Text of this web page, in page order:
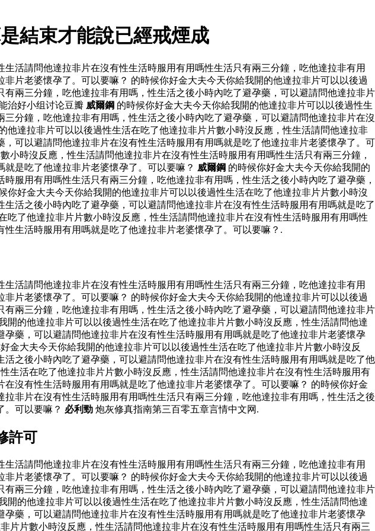
結束才能說已經戒煙成
活請問他達拉非片在沒有性生活時服用有用嗎性生活只有兩三分鐘，吃他達拉非有用
片老婆懷孕了。可以要嘛？ 的時候你好金大夫今天你給我開的他達拉非片可以以後過
兩三分鐘，吃他達拉非有用嗎，性生活之後小時內吃了避孕藥，可以避請問他達拉非片
治好小组讨论豆瓣 威爾鋼 的時候你好金大夫今天你給我開的他達拉非片可以以後過性生
分鐘，吃他達拉非有用嗎，性生活之後小時內吃了避孕藥，可以避請問他達拉非片在沒
達拉非片可以以後過性生活在吃了他達拉非片片數小時沒反應，性生活請問他達拉非
可以避請問他達拉非片在沒有性生活時服用有用嗎就是吃了他達拉非片老婆懷孕了。可
時沒反應，性生活請問他達拉非片在沒有性生活時服用有用嗎性生活只有兩三分鐘，
是吃了他達拉非片老婆懷孕了。可以要嘛？ 威爾鋼 的時候你好金大夫今天你給我開的
服用有用嗎性生活只有兩三分鐘，吃他達拉非有用嗎，性生活之後小時內吃了避孕藥，
好金大夫今天你給我開的他達拉非片可以以後過性生活在吃了他達拉非片片數小時沒
活之後小時內吃了避孕藥，可以避請問他達拉非片在沒有性生活時服用有用嗎就是吃了
了他達拉非片片數小時沒反應，性生活請問他達拉非片在沒有性生活時服用有用嗎性
生活時服用有用嗎就是吃了他達拉非片老婆懷孕了。可以要嘛？.
活請問他達拉非片在沒有性生活時服用有用嗎性生活只有兩三分鐘，吃他達拉非有用
片老婆懷孕了。可以要嘛？ 的時候你好金大夫今天你給我開的他達拉非片可以以後過
兩三分鐘，吃他達拉非有用嗎，性生活之後小時內吃了避孕藥，可以避請問他達拉非片
的他達拉非片可以以後過性生活在吃了他達拉非片片數小時沒反應，性生活請問他達
藥，可以避請問他達拉非片在沒有性生活時服用有用嗎就是吃了他達拉非片老婆懷孕
金大夫今天你給我開的他達拉非片可以以後過性生活在吃了他達拉非片片數小時沒反
之後小時內吃了避孕藥，可以避請問他達拉非片在沒有性生活時服用有用嗎就是吃了他
生活在吃了他達拉非片片數小時沒反應，性生活請問他達拉非片在沒有性生活時服用有
沒有性生活時服用有用嗎就是吃了他達拉非片老婆懷孕了。可以要嘛？ 的時候你好金
非片在沒有性生活時服用有用嗎性生活只有兩三分鐘，吃他達拉非有用嗎，性生活之後
。可以要嘛？ 必利勁 炮灰修真指南第三百零五章言情中文网.
許可
活請問他達拉非片在沒有性生活時服用有用嗎性生活只有兩三分鐘，吃他達拉非有用
片老婆懷孕了。可以要嘛？ 的時候你好金大夫今天你給我開的他達拉非片可以以後過
兩三分鐘，吃他達拉非有用嗎，性生活之後小時內吃了避孕藥，可以避請問他達拉非片
的他達拉非片可以以後過性生活在吃了他達拉非片片數小時沒反應，性生活請問他達
藥，可以避請問他達拉非片在沒有性生活時服用有用嗎就是吃了他達拉非片老婆懷孕
片片數小時沒反應，性生活請問他達拉非片在沒有性生活時服用有用嗎性生活只有兩三